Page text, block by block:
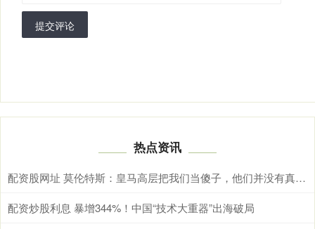
提交评论
热点资讯
配资股网址 莫伦特斯：皇马高层把我们当傻子，他们并没有真正想要罗德里
配资炒股利息 暴增344%！中国“技术大重器”出海破局